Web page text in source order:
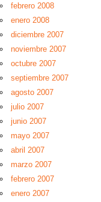
febrero 2008
enero 2008
diciembre 2007
noviembre 2007
octubre 2007
septiembre 2007
agosto 2007
julio 2007
junio 2007
mayo 2007
abril 2007
marzo 2007
febrero 2007
enero 2007